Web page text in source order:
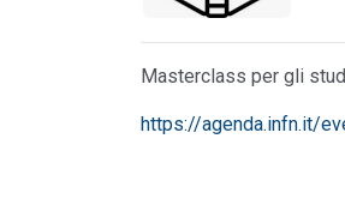
Masterclass per gli
https://agenda.infn.it/